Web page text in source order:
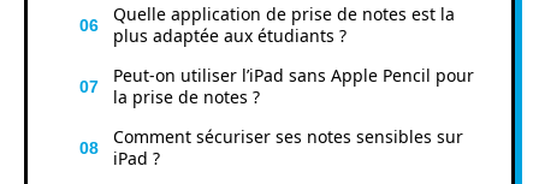
Quelle application de prise de notes est la
plus adaptée aux étudiants ?
Peut-on utiliser l’iPad sans Apple Pencil pour
la prise de notes ?
Comment sécuriser ses notes sensibles sur
iPad ?